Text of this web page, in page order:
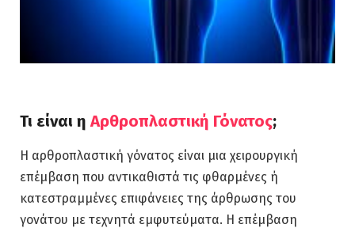
Τι είναι η Αρθροπλαστική Γόνατος;
Η αρθροπλαστική γόνατος είναι μια χειρουργική
επέμβαση που αντικαθιστά τις φθαρμένες ή
κατεστραμμένες επιφάνειες της άρθρωσης του
γονάτου με τεχνητά εμφυτεύματα. Η επέμβαση